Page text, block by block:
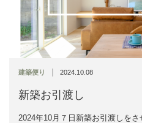
建築便り | 2024.10.08
新築お引渡し
2024年10月７日新築お引渡しを